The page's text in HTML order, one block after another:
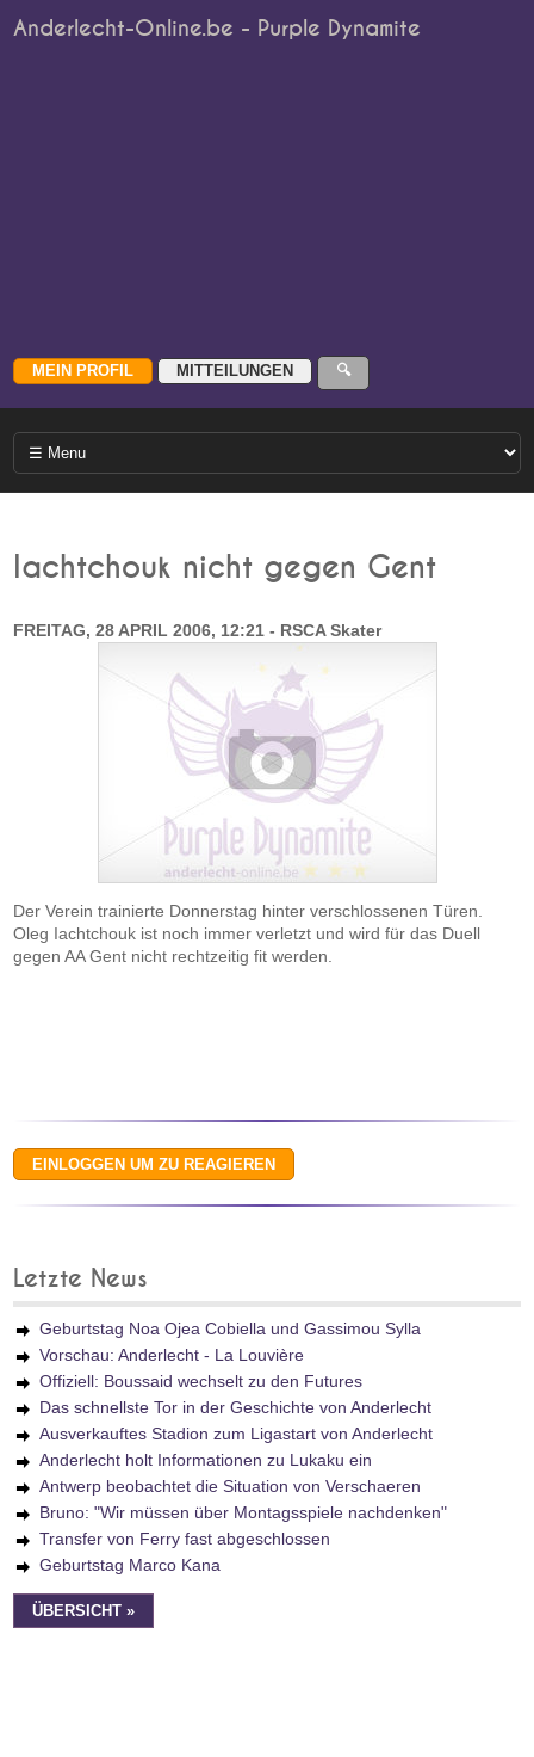
Anderlecht-Online.be - Purple Dynamite
Iachtchouk nicht gegen Gent
FREITAG, 28 APRIL 2006, 12:21 - RSCA Skater
Der Verein trainierte Donnerstag hinter verschlossenen Türen.
Oleg Iachtchouk ist noch immer verletzt und wird für das Duell
gegen AA Gent nicht rechtzeitig fit werden.
Letzte News
Geburtstag Noa Ojea Cobiella und Gassimou Sylla
Vorschau: Anderlecht - La Louvière
Offiziell: Boussaid wechselt zu den Futures
Das schnellste Tor in der Geschichte von Anderlecht
Ausverkauftes Stadion zum Ligastart von Anderlecht
Anderlecht holt Informationen zu Lukaku ein
Antwerp beobachtet die Situation von Verschaeren
Bruno: "Wir müssen über Montagsspiele nachdenken"
Transfer von Ferry fast abgeschlossen
Geburtstag Marco Kana
ÜBERSICHT »